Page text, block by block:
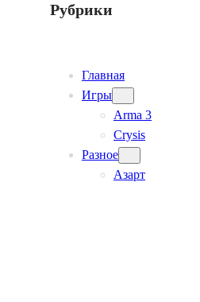
Рубрики
Главная
Игры
Arma 3
Crysis
Разное
Азарт